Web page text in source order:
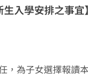
入學安排之事
，為子女選擇報讀